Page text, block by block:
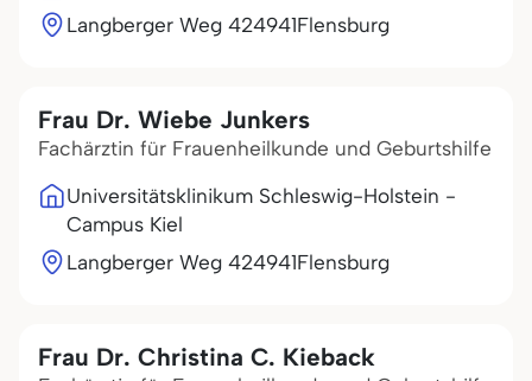
Langberger Weg 424941Flensburg
Frau Dr. Wiebe Junkers
Fachärztin für Frauenheilkunde und Geburtshilfe
Universitätsklinikum Schleswig-Holstein -
Campus Kiel
Langberger Weg 424941Flensburg
Frau Dr. Christina C. Kieback